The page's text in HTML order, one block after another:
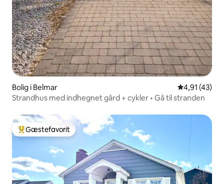
Bolig i Belmar 4,91 ud af 5
4,91 (43)
Strandhus med indhegnet gård + cykler • Gå til stranden
Bedste gæstefavorit
Gæstefavorit